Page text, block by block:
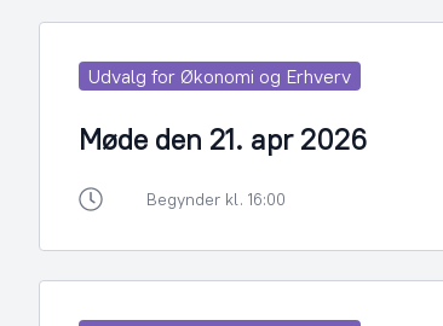
Udvalg for Økonomi og Erhverv
Møde den 21. apr 2026
Begynder kl. 16:00